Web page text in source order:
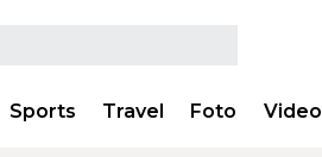
Sports Travel Foto Video